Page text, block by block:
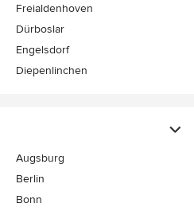
Freialdenhoven
Dürboslar
Engelsdorf
Diepenlinchen
Augsburg
Berlin
Bonn